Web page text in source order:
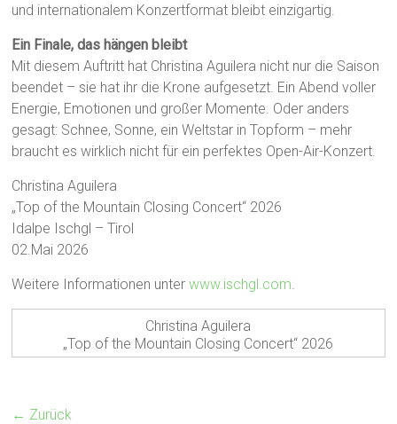
und internationalem Konzertformat bleibt einzigartig.
Ein Finale, das hängen bleibt
Mit diesem Auftritt hat Christina Aguilera nicht nur die Saison
beendet – sie hat ihr die Krone aufgesetzt. Ein Abend voller
Energie, Emotionen und großer Momente. Oder anders
gesagt: Schnee, Sonne, ein Weltstar in Topform – mehr
braucht es wirklich nicht für ein perfektes Open-Air-Konzert.
Christina Aguilera
„Top of the Mountain Closing Concert“ 2026
Idalpe Ischgl – Tirol
02.Mai 2026
Weitere Informationen unterwww.ischgl.com.
Christina Aguilera
„Top of the Mountain Closing Concert“ 2026
← Zurück